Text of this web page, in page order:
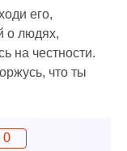
его,
о людях,
на честности.
что ты
0